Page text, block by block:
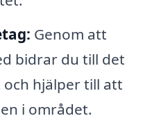
Genom att
bidrar du till det
hjälper till att
i området.